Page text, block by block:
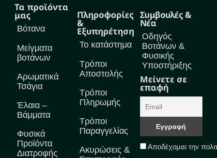
Τα προϊόντα
μας
Βότανα
Μείγματα
βοτάνων
Αρωματικά
Τσάγια
Έλαια –
Βάμματα
Φυσικά
Προϊόντα
Διατροφής
Πληροφορίες
&
Εξυπηρέτηση
Το κατάστημα
Τρόποι
Αποστολής
Τρόποι
Πληρωμής
Τρόποι
Παραγγελίας
Ακυρώσεις &
Συμβουλές &
Νέα
Οδηγός
Βοτάνων &
Φυσικής
Υποστήριξης
Μείνετε σε
επαφή
Αποδέχομαι την